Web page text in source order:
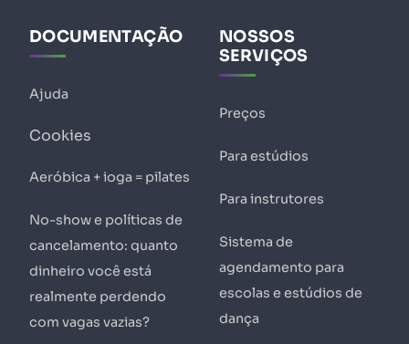
DOCUMENTAÇÃO
Ajuda
Cookies
Aeróbica + ioga = pilates
No-show e políticas de
cancelamento: quanto
dinheiro você está
realmente perdendo
com vagas vazias?
NOSSOS
SERVIÇOS
Preços
Para estúdios
Para instrutores
Sistema de
agendamento para
escolas e estúdios de
dança